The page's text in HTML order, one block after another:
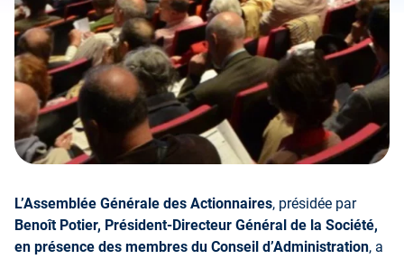
L’Assemblée Générale des Actionnaires, présidée par
Benoît Potier, Président-Directeur Général de la Société,
en présence des membres du Conseil d’Administration, a